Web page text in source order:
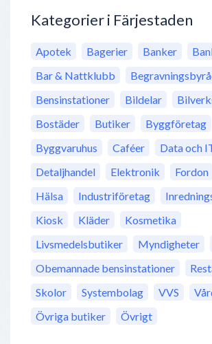
Kategorier i Färjestaden
Apotek Bagerier Banker
Bar & Nattklubb
Bensinstationer
Bildelar
Bostäder
Butiker
Byggföretag
Byggvaruhus
Caféer
Data och
Detaljhandel
Elektronik Fordon
Hälsa
Industriföretag
Kiosk
Kläder
Kosmetika
Livsmedelsbutiker
Myndigheter
Obemannade bensinstationer
Skolor
Systembolag VVS
Övriga butiker
Övrigt